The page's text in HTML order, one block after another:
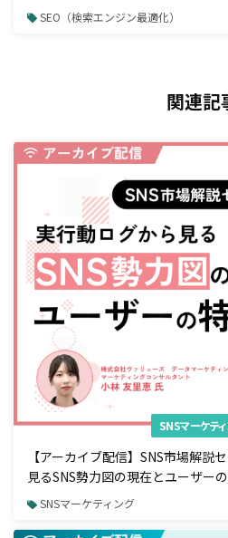
SEO（検索エンジン最適化）
関連記
SNSマーケテ
【アーカイブ配信】SNS市場解説
見るSNS勢力図の現在とユーザー
SNSマーケティング